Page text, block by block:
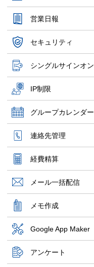
営業日報
セキュリティ
シングルサインオン
IP制限
グループカレンダー
連絡先管理
経費精算
メール一括配信
メモ作成
Google App Maker
アンケート